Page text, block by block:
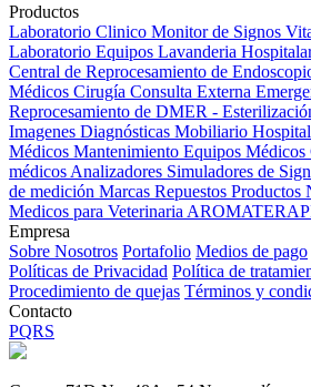
Productos
Laboratorio Clinico Monitor de Signos
Laboratorio Equipos Lavanderia
Central de Reprocesamiento de
Médicos Cirugía Consulta Externa
Reprocesamiento de DMER -
Imagenes Diagnósticas Mobiliario
Médicos Mantenimiento Equipos Médicos
médicos Analizadores Simuladores de
de medición Marcas Repuestos Productos
Medicos para Veterinaria
Empresa
Sobre Nosotros Portafolio Medios de pago
Políticas de Privacidad Política de
Procedimiento de quejas Términos y
Contacto
PQRS